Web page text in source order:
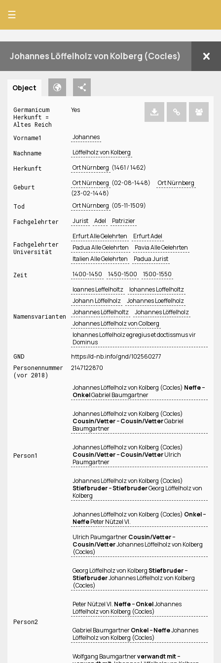
☰
Johannes Löffelholz von Kolberg (Cocles)
Object
Germanicum
Herkunft =
Altes Reich
Yes
Vorname1 Johannes
Nachname Löffelholz von Kolberg
Herkunft Ort Nürnberg (1461 / 1462)
Geburt Ort Nürnberg (02-08-1448)
Ort Nürnberg
(23-02-1448)
Tod Ort Nürnberg (05-11-1509)
Fachgelehrter Jurist Adel Patrizier
Fachgelehrter
Universität
Erfurt Alle Gelehrten
Erfurt Adel
Padua Alle Gelehrten
Pavia Alle Gelehrten
Italien Alle Gelehrten
Padua Jurist
Zeit 1400-1450 1450-1500 1500-1550
Namensvarianten
Ioannes Leffelholtz
Iohannes Loffelholtz
Johann Löffelholz
Johannes Loeffelholz
Johannes Löffelholtz
Johannes Löffelholz
Johannes Löffelholz von Colberg
Iohannes Loffelholz egregius et doctissmus vir
Dominus
GND https://d-nb.info/gnd/102560277
Personennummer
(vor 2018)
2147122870
Person1
Johannes Löffelholz von Kolberg (Cocles) Neffe −
OnkelGabriel Baumgartner
Johannes Löffelholz von Kolberg (Cocles)
Cousin/Vetter − Cousin/VetterGabriel
Baumgartner
Johannes Löffelholz von Kolberg (Cocles)
Cousin/Vetter − Cousin/VetterUlrich
Paumgartner
Johannes Löffelholz von Kolberg (Cocles)
Stiefbruder − StiefbruderGeorg Löffelholz von
Kolberg
Johannes Löffelholz von Kolberg (Cocles) Onkel −
NeffePeter Nützel VI.
Person2
Ulrich PaumgartnerCousin/Vetter −
Cousin/VetterJohannes Löffelholz von Kolberg
(Cocles)
Georg Löffelholz von KolbergStiefbruder −
StiefbruderJohannes Löffelholz von Kolberg
(Cocles)
Peter Nützel VI. Neffe − OnkelJohannes
Löffelholz von Kolberg (Cocles)
Gabriel BaumgartnerOnkel − NeffeJohannes
Löffelholz von Kolberg (Cocles)
Wolfgang Baumgartnerverwandt mit −